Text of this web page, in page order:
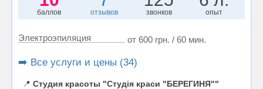
баллов отзывов звонков опыт
Электроэпиляция от 600 грн. / 60 мин.
➡️ Все услуги и цены (34)
📍 Студия красоты "Студія краси "БЕРЕГИНЯ""